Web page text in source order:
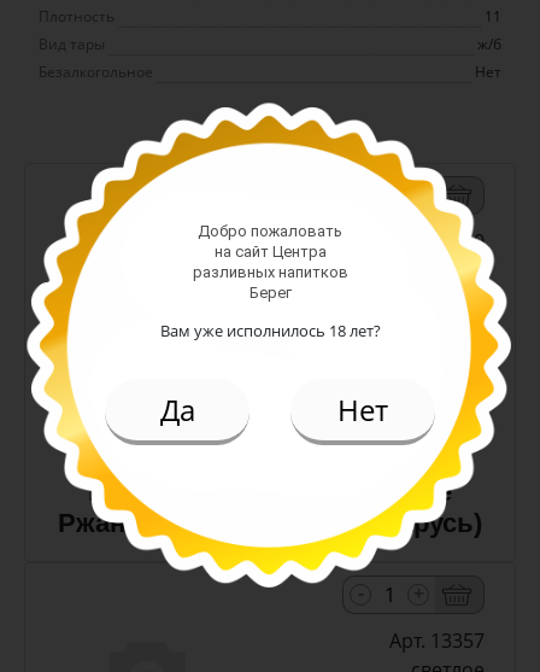
Плотность
11
Вид тары
ж/б
Безалкогольное
Нет
+
Арт. 10990
темное
Алк: 5%
Плотность: 11.6%
186.00 руб.
(шт)
Пиво Лидское Жигулевское
Ржаное 5,0% с/т 0,5 л (Беларусь)
Арт. 13357
Добро пожаловать
на сайт Центра
разливных напитков
Берег
Вам уже исполнилось 18 лет?
Да Нет